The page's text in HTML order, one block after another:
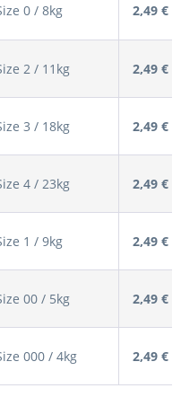
0 / 8kg 2,49 €
2 / 11kg 2,49 €
3 / 18kg 2,49 €
4 / 23kg 2,49 €
1 / 9kg 2,49 €
00 / 5kg 2,49 €
000 / 4kg 2,49 €